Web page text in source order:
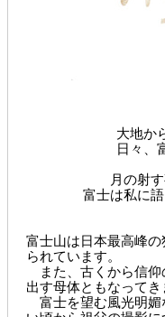
大地か
日々、
月の射
富士は私に
富士山は日本最高峰
られています。
また、古くから信仰
出す母体ともなってき
富士を望む風光明媚